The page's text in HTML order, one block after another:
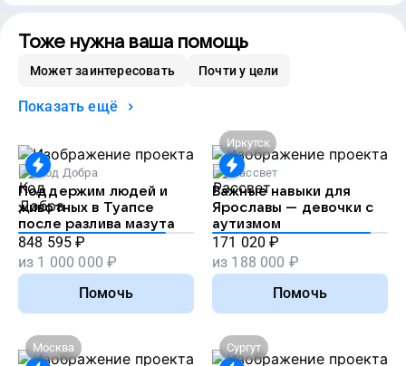
Тоже нужна ваша помощь
Может заинтересовать Почти у цели
Показать ещё
Код Добра
Поддержим людей и
животных в Туапсе
после разлива мазута
848 595 ₽
из 1 000 000 ₽
Помочь
Иркутск
Рассвет
Важные навыки для
Ярославы — девочки с
аутизмом
171 020 ₽
из 188 000 ₽
Помочь
Москва
Сургут